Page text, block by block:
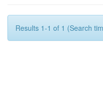
Results 1-1 of 1 (Search